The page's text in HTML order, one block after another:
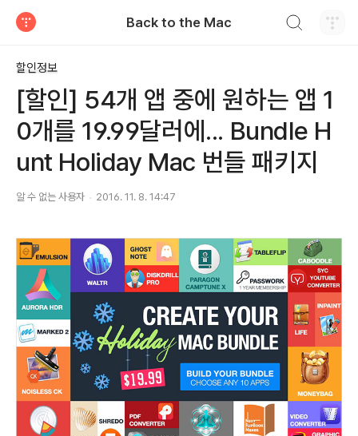
Back to the Mac
할인정보
[할인] 54개 앱 중에 원하는 앱 1
0개를 19.99달러에... Bundle H
unt Holiday Mac 번들 패키지
알 수 없는 사용자 2016. 11. 8. 14:47